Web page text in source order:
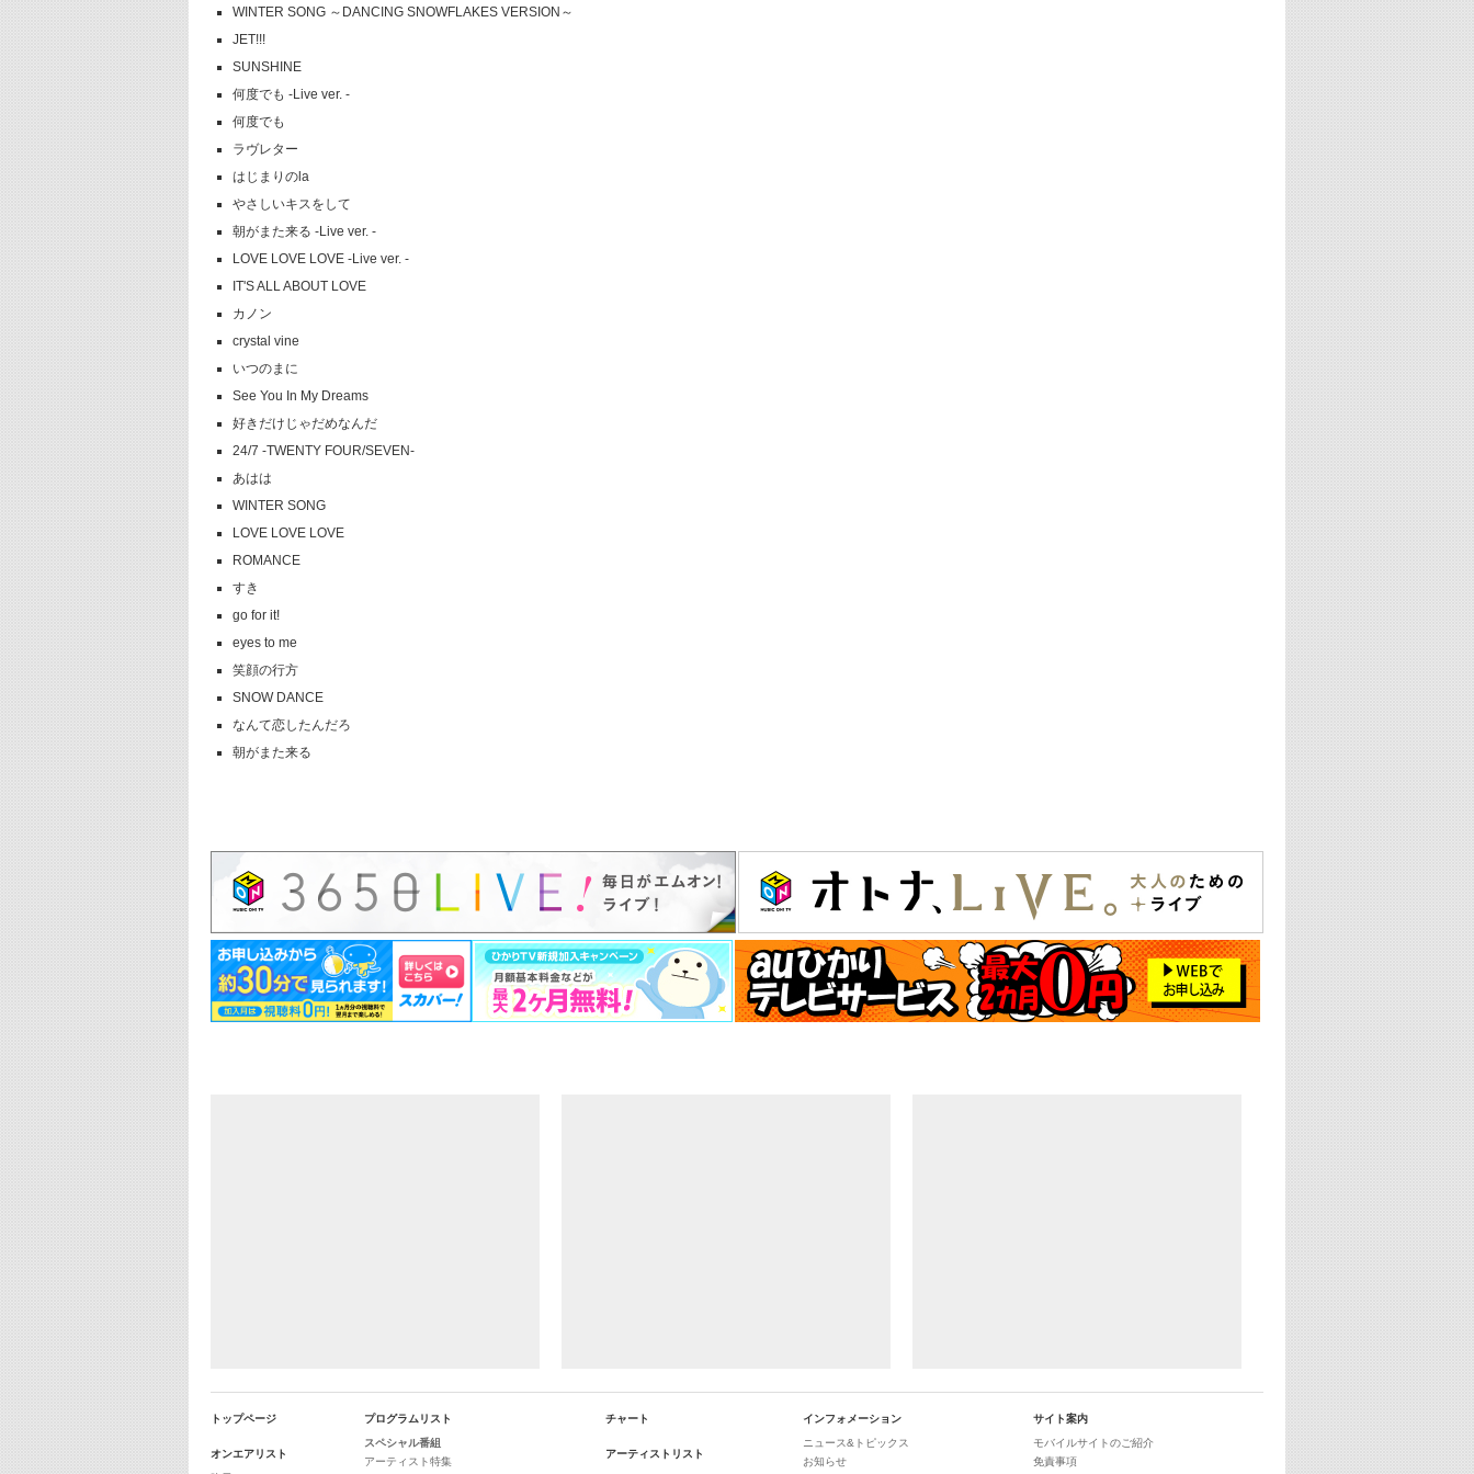
WINTER SONG ～DANCING SNOWFLAKES VERSION～
JET!!!
SUNSHINE
何度でも -Live ver. -
何度でも
ラヴレター
はじまりのla
やさしいキスをして
朝がまた来る -Live ver. -
LOVE LOVE LOVE -Live ver. -
IT'S ALL ABOUT LOVE
カノン
crystal vine
いつのまに
See You In My Dreams
好きだけじゃだめなんだ
24/7 -TWENTY FOUR/SEVEN-
あはは
WINTER SONG
LOVE LOVE LOVE
ROMANCE
すき
go for it!
eyes to me
笑顔の行方
SNOW DANCE
なんて恋したんだろ
朝がまた来る
トップページ
オンエアリスト
プログラムリスト
スペシャル番組
アーティスト特集
チャート
アーティストリスト
インフォメーション
ニュース&トピックス
お知らせ
サイト案内
モバイルサイトのご紹介
免責事項